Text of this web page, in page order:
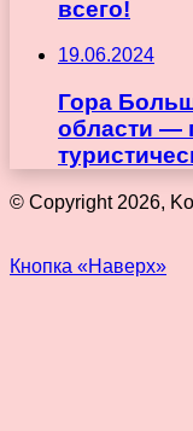
всего!
19.06.2024
Гора
области —
© Copyright 2026,
Кнопка «Наверх»